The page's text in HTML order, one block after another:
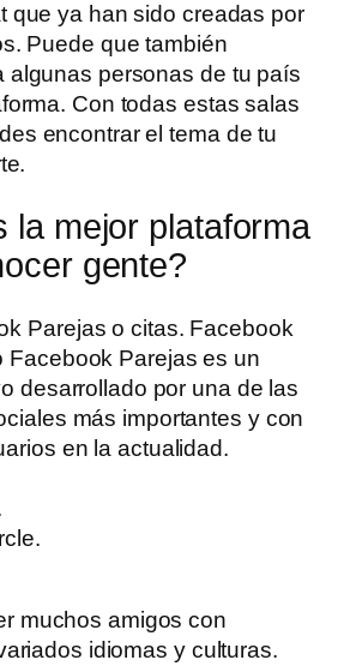
que ya han sido creadas por
Puede que también
algunas personas de tu país
Con todas estas salas
encontrar el tema de tu
la mejor plataforma
gente?
Parejas o citas. Facebook
Facebook Parejas es un
desarrollado por una de las
más importantes y con
en la actualidad.
muchos amigos con
idiomas y culturas.